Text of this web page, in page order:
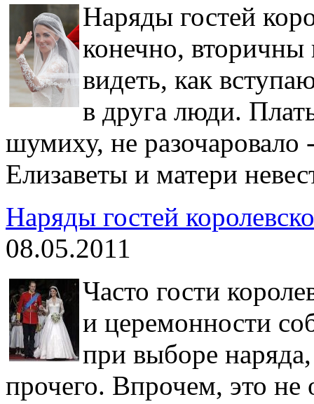
Наряды гостей
конечно,
видеть, как
в друга люди.
шумиху, не
Елизаветы и матери
Наряды гостей
08.05.2011
Часто гости
и церемонности
при выборе
прочего. Впрочем, это